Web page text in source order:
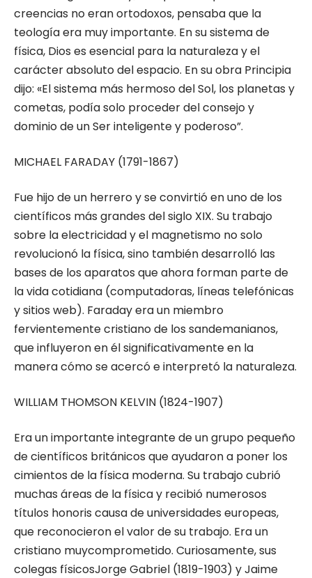
creencias no eran ortodoxos, pensaba que la
teología era muy importante. En su sistema de
física, Dios es esencial para la naturaleza y el
carácter absoluto del espacio. En su obra Principia
dijo: «El sistema más hermoso del Sol, los planetas y
cometas, podía solo proceder del consejo y
dominio de un Ser inteligente y poderoso”.
MICHAEL FARADAY (1791-1867)
Fue hijo de un herrero y se convirtió en uno de los
científicos más grandes del siglo XIX. Su trabajo
sobre la electricidad y el magnetismo no solo
revolucionó la física, sino también desarrolló las
bases de los aparatos que ahora forman parte de
la vida cotidiana (computadoras, líneas telefónicas
y sitios web). Faraday era un miembro
fervientemente cristiano de los sandemanianos,
que influyeron en él significativamente en la
manera cómo se acercó e interpretó la naturaleza.
WILLIAM THOMSON KELVIN (1824-1907)
Era un importante integrante de un grupo pequeño
de científicos británicos que ayudaron a poner los
cimientos de la física moderna. Su trabajo cubrió
muchas áreas de la física y recibió numerosos
títulos honoris causa de universidades europeas,
que reconocieron el valor de su trabajo. Era un
cristiano muycomprometido. Curiosamente, sus
colegas físicosJorge Gabriel (1819-1903) y Jaime